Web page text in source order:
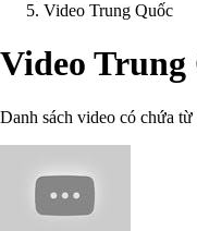
Video Trung Quốc
Video Trung
Danh sách video có chứa